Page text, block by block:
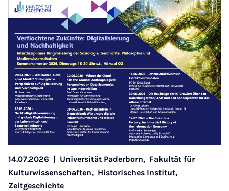
14.07.2026 | Universität Paderborn, Fakultät für
Kulturwissenschaften, Historisches Institut,
Zeitgeschichte